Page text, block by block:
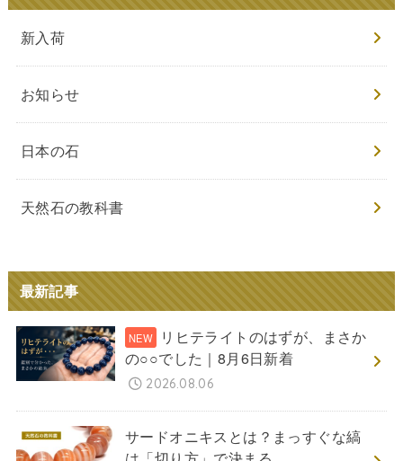
新入荷
お知らせ
日本の石
天然石の教科書
最新記事
リヒテライトのはずが、まさか
の○○でした｜8月6日新着
2026.08.06
サードオニキスとは？まっすぐな縞